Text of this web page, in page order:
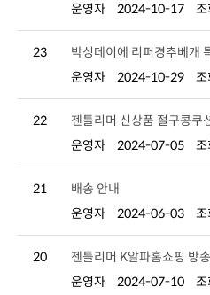
운영자
2024-10-17
23
박싱데이에 리퍼경추베개
운영자
2024-10-29
22
젠틀리머 신상품 절구콩쿠
운영자
2024-07-05
21
배송 안내
운영자
2024-06-03
20
젠틀리머 K알파홈쇼핑 방
운영자
2024-07-10